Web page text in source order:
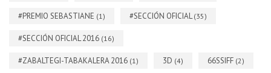
#PREMIO SEBASTIANE (1) #SECCIÓN OFICIAL(35)
#SECCIÓN OFICIAL 2016 (16)
#ZABALTEGI-TABAKALERA 2016 (1) 3D (4) 66SSIFF (2)